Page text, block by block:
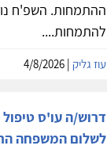
ההתמחות. השפ'ח
להתמחות....
עוז גליק| 4/8/2026
דרוש/ה עו'ס
לשלום המשפחה